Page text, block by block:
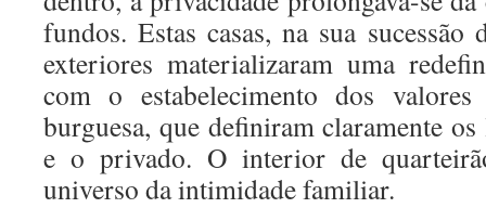
fundos. Estas casas, na sua sucessão
exteriores materializaram uma
com o estabelecimento dos
burguesa, que definiram claramente
e o privado. O interior de
universo da intimidade familiar.